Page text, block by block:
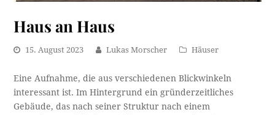
Haus an Haus
15. August 2023 Lukas Morscher Häuser
Eine Aufnahme, die aus verschiedenen Blickwinkeln
interessant ist. Im Hintergrund ein gründerzeitliches
Gebäude, das nach seiner Struktur nach einem